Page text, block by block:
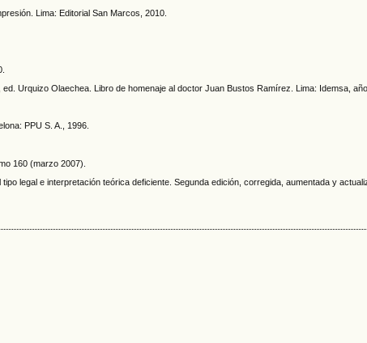
Lima: Editorial San Marcos, 2010.
Urquizo Olaechea. Libro de homenaje al doctor Juan Bustos Ramírez. Lima: Idemsa,
PPU S. A., 1996.
160 (marzo 2007).
legal e interpretación teórica deficiente. Segunda edición, corregida, aumentada y